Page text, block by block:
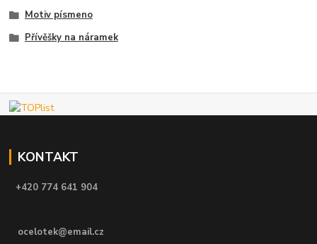
Motiv písmeno
Přívěšky na náramek
KONTAKT
+420 774 641 904
ocelotek@email.cz